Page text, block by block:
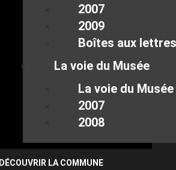
2007
2009
Boîtes aux lettres
La voie du Musée
La voie du Musée
2007
2008
DÉCOUVRIR LA COMMUNE